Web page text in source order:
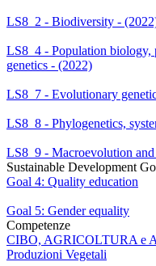
LS8_2 - Biodiversity -
LS8_4 - Population biology,
genetics - (2022)
LS8_7 - Evolutionary
LS8_8 - Phylogenetics,
LS8_9 - Macroevolution
Sustainable Development
Goal 4: Quality education
Goal 5: Gender equality
Competenze
CIBO, AGRICOLTURA e
Produzioni Vegetali